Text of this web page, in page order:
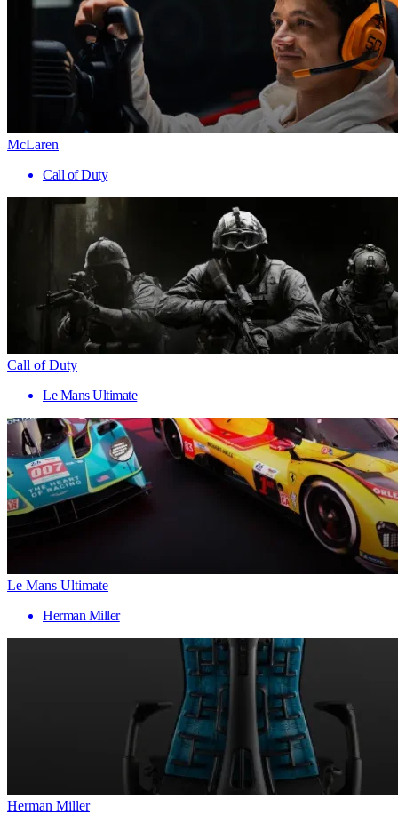
McLaren
Call of Duty
Call of Duty
Le Mans Ultimate
Le Mans Ultimate
Herman Miller
Herman Miller